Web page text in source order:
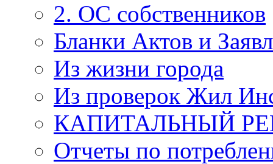
2. ОС собственников
Бланки Актов и
Из жизни города
Из проверок Жил
КАПИТАЛЬНЫЙ
Отчеты по